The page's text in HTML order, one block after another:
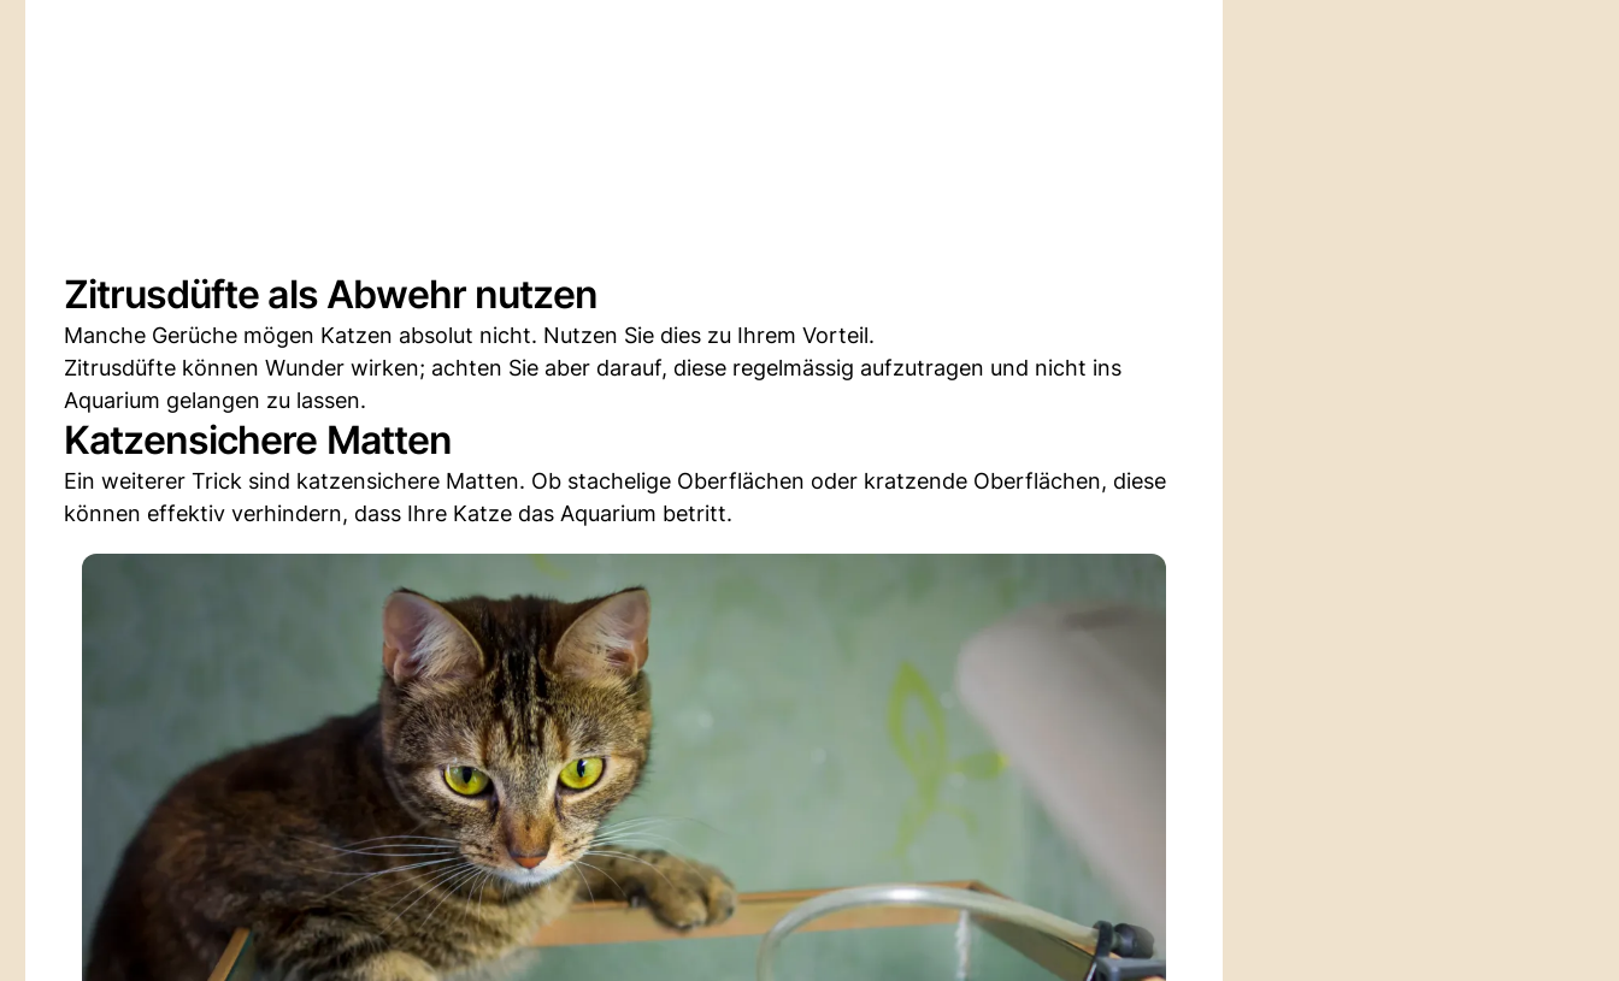
Zitrusdüfte als Abwehr nutzen
Manche Gerüche mögen Katzen absolut nicht. Nutzen Sie dies zu Ihrem Vorteil.
Zitrusdüfte können Wunder wirken; achten Sie aber darauf, diese regelmässig aufzutragen und nicht ins
Aquarium gelangen zu lassen.
Katzensichere Matten
Ein weiterer Trick sind katzensichere Matten. Ob stachelige Oberflächen oder kratzende Oberflächen, diese
können effektiv verhindern, dass Ihre Katze das Aquarium betritt.